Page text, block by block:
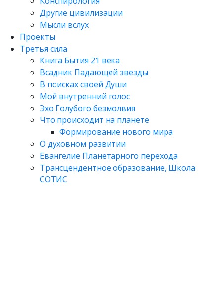
Другие цивилизации
Мысли вслух
Проекты
Третья сила
Книга Бытия 21 века
Всадник Падающей звезды
В поисках своей Души
Мой внутренний голос
Эхо Голубого безмолвия
Что происходит на планете
Формирование нового мира
О духовном развитии
Евангелие Планетарного перехода
Трансцендентное образование, Школа
СОТИС